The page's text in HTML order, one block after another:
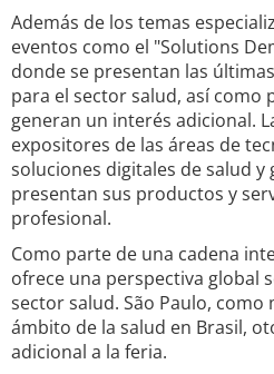
Además de los temas
eventos como el "Solutions
donde se presentan las
para el sector salud, así como
generan un interés adicional.
expositores de las áreas de
soluciones digitales de salud
presentan sus productos y
profesional.
Como parte de una cadena
ofrece una perspectiva global
sector salud. São Paulo,
ámbito de la salud en Brasil,
adicional a la feria.